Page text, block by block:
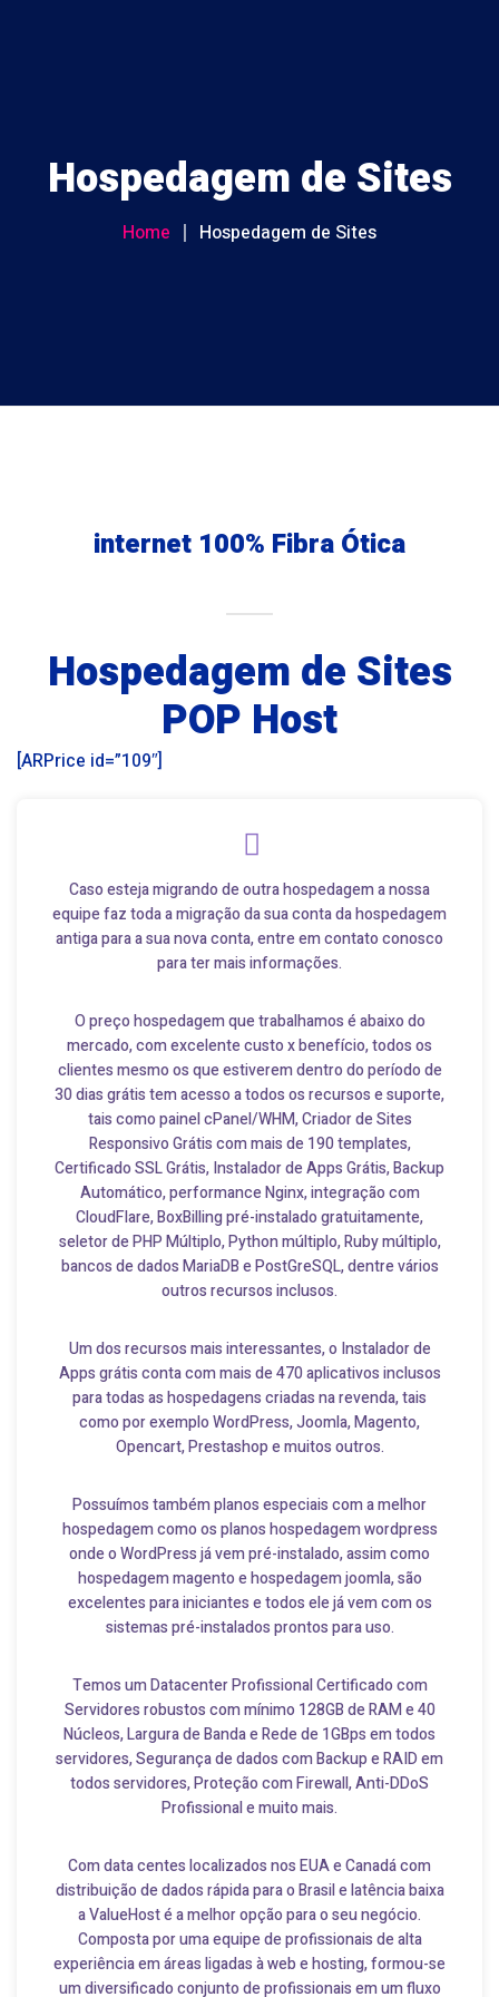
PLANOS DE INTERNET
Hospedagem de Sites
Home Hospedagem de Sites
internet 100% Fibra Ótica
Hospedagem de Sites
POP Host
[ARPrice id=”109″]
Caso esteja migrando de outra hospedagem a nossa
equipe faz toda a migração da sua conta da hospedagem
antiga para a sua nova conta, entre em contato conosco
para ter mais informações.
O preço hospedagem que trabalhamos é abaixo do
mercado, com excelente custo x benefício, todos os
clientes mesmo os que estiverem dentro do período de
30 dias grátis tem acesso a todos os recursos e suporte,
tais como painel cPanel/WHM, Criador de Sites
Responsivo Grátis com mais de 190 templates,
Certificado SSL Grátis, Instalador de Apps Grátis, Backup
Automático, performance Nginx, integração com
CloudFlare, BoxBilling pré-instalado gratuitamente,
seletor de PHP Múltiplo, Python múltiplo, Ruby múltiplo,
bancos de dados MariaDB e PostGreSQL, dentre vários
outros recursos inclusos.
Um dos recursos mais interessantes, o Instalador de
Apps grátis conta com mais de 470 aplicativos inclusos
para todas as hospedagens criadas na revenda, tais
como por exemplo WordPress, Joomla, Magento,
Opencart, Prestashop e muitos outros.
Possuímos também planos especiais com a melhor
hospedagem como os planos hospedagem wordpress
onde o WordPress já vem pré-instalado, assim como
hospedagem magento e hospedagem joomla, são
excelentes para iniciantes e todos ele já vem com os
sistemas pré-instalados prontos para uso.
Temos um Datacenter Profissional Certificado com
Servidores robustos com mínimo 128GB de RAM e 40
Núcleos, Largura de Banda e Rede de 1GBps em todos
servidores, Segurança de dados com Backup e RAID em
todos servidores, Proteção com Firewall, Anti-DDoS
Profissional e muito mais.
Com data centes localizados nos EUA e Canadá com
distribuição de dados rápida para o Brasil e latência baixa
a ValueHost é a melhor opção para o seu negócio.
Composta por uma equipe de profissionais de alta
experiência em áreas ligadas à web e hosting, formou-se
um diversificado conjunto de profissionais em um fluxo